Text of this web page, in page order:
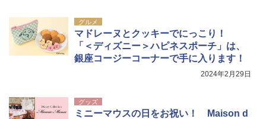
[キャンパーズコレクション 山善] 傘みたいに
広げるだけ パッとサッとテント キューブワ
イド ブラックコーティング フルクローズ メ
ッシュ 4人用 簡単設置 ポップアップテント P
ATCW-150B エクルベージュ
熊撃退スプレー 熊よけスプレー 熊スプレー
【日本企業販売】超強力クマ対策スプレー 30
0ml（連続噴射30秒）110ml（連続噴射15
秒）射程5～10m 安全ロック搭載 携帯収納袋
付き ヒグマ・イノシシ対策 自治体・教育機
関の購入実績 登山・キャンプ・アウトドア・
￥3,680
グルメ
マドレーヌとクッキーでにっこり！
「＜ディズニー＞ハピネスポーチ」は、
銀座コージーコーナーで手に入ります！
2024年2月29日
グッズ
ミニーマウスの日をお祝い！ Maison d